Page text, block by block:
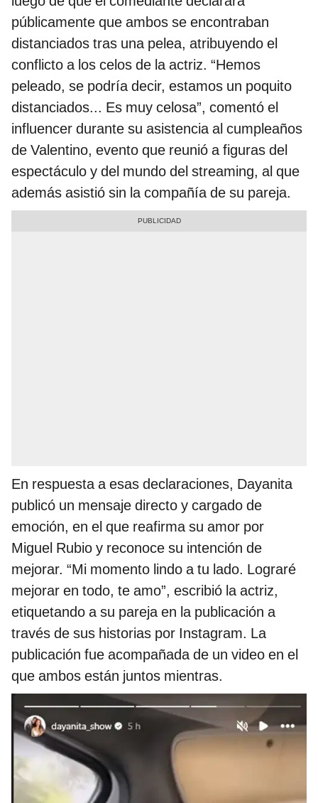
públicamente que ambos se encontraban
distanciados tras una pelea, atribuyendo el
conflicto a los celos de la actriz. “Hemos
peleado, se podría decir, estamos un poquito
distanciados... Es muy celosa”, comentó el
influencer durante su asistencia al cumpleaños
de Valentino, evento que reunió a figuras del
espectáculo y del mundo del streaming, al que
además asistió sin la compañía de su pareja.
En respuesta a esas declaraciones, Dayanita
publicó un mensaje directo y cargado de
emoción, en el que reafirma su amor por
Miguel Rubio y reconoce su intención de
mejorar. “Mi momento lindo a tu lado. Lograré
mejorar en todo, te amo”, escribió la actriz,
etiquetando a su pareja en la publicación a
través de sus historias por Instagram. La
publicación fue acompañada de un video en el
que ambos están juntos mientras.